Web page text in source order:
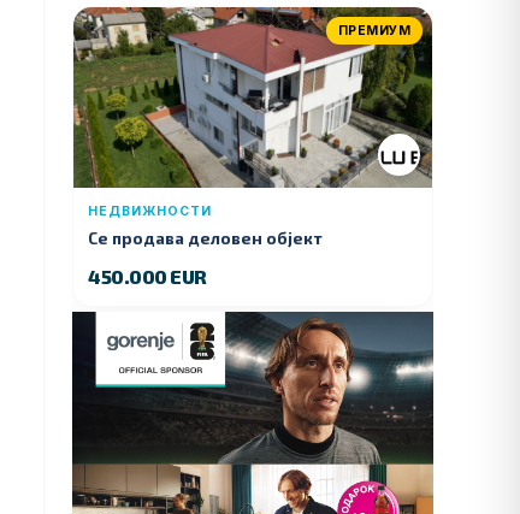
ПРЕМИУМ
НЕДВИЖНОСТИ
Се продава деловен објект
450.000 EUR